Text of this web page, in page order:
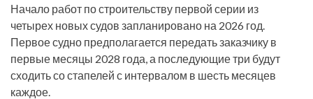
Начало работ по строительству первой серии из
четырех новых судов запланировано на 2026 год.
Первое судно предполагается передать заказчику в
первые месяцы 2028 года, а последующие три будут
сходить со стапелей с интервалом в шесть месяцев
каждое.